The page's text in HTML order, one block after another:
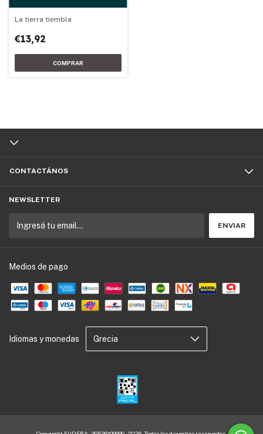
La tierra tiembla
€13,92
CONTACTÁNOS
NEWSLETTER
Medios de pago
Idiomas y monedas